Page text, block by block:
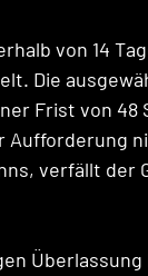
von 14
Die
Frist von 48
verfällt der